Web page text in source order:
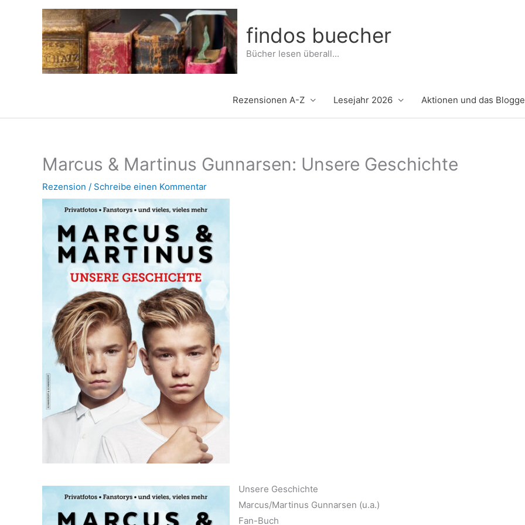
findos buecher
Bücher lesen überall...
Rezensionen A-Z Lesejahr 2026 Aktionen und das
Marcus & Martinus Gunnarsen: Unsere Geschichte
Rezension / Schreibe einen Kommentar
Unsere Geschichte
Marcus/Martinus Gunnarsen (u.a.)
Fan-Buch